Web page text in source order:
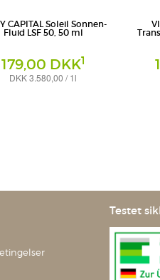
CAPITAL Soleil Sonnen-
Fluid LSF 50, 50 ml
179,00 DKK1
DKK 3.580,00 / 1l
Testet